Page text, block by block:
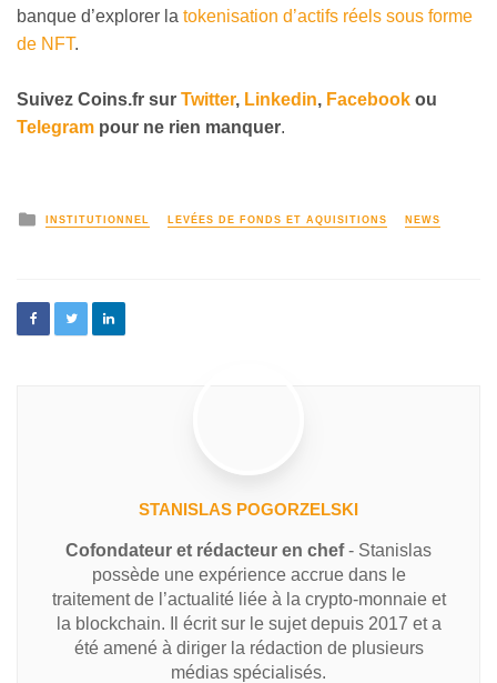
banque d’explorer la tokenisation d’actifs réels sous forme
de NFT.
Suivez Coins.fr sur Twitter, Linkedin, Facebook ou
Telegram pour ne rien manquer.
INSTITUTIONNEL LEVÉES DE FONDS ET AQUISITIONS NEWS
STANISLAS POGORZELSKI
Cofondateur et rédacteur en chef- Stanislas
possède une expérience accrue dans le
traitement de l’actualité liée à la crypto-monnaie et
la blockchain. Il écrit sur le sujet depuis 2017 et a
été amené à diriger la rédaction de plusieurs
médias spécialisés.